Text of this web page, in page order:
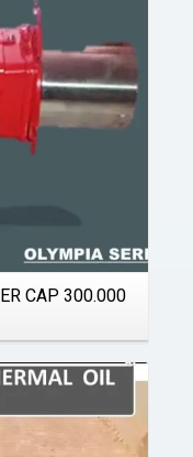
CAP 300.000